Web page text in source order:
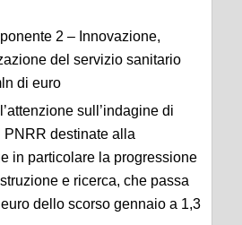
2 – Innovazione,
del servizio sanitario
di euro
sull’indagine di
PNRR destinate alla
in particolare la progressione
e ricerca, che passa
dello scorso gennaio a 1,3